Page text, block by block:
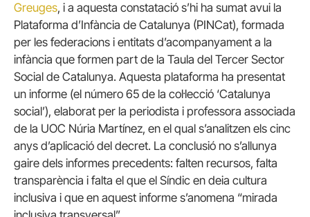
Greuges, i a aquesta constatació s’hi ha sumat avui la
Plataforma d’Infància de Catalunya (PINCat), formada
per les federacions i entitats d’acompanyament a la
infància que formen part de la Taula del Tercer Sector
Social de Catalunya. Aquesta plataforma ha presentat
un informe (el número 65 de la col·lecció ‘Catalunya
social’), elaborat per la periodista i professora associada
de la UOC Núria Martínez, en el qual s’analitzen els cinc
anys d’aplicació del decret. La conclusió no s’allunya
gaire dels informes precedents: falten recursos, falta
transparència i falta el que el Síndic en deia cultura
inclusiva i que en aquest informe s’anomena “mirada